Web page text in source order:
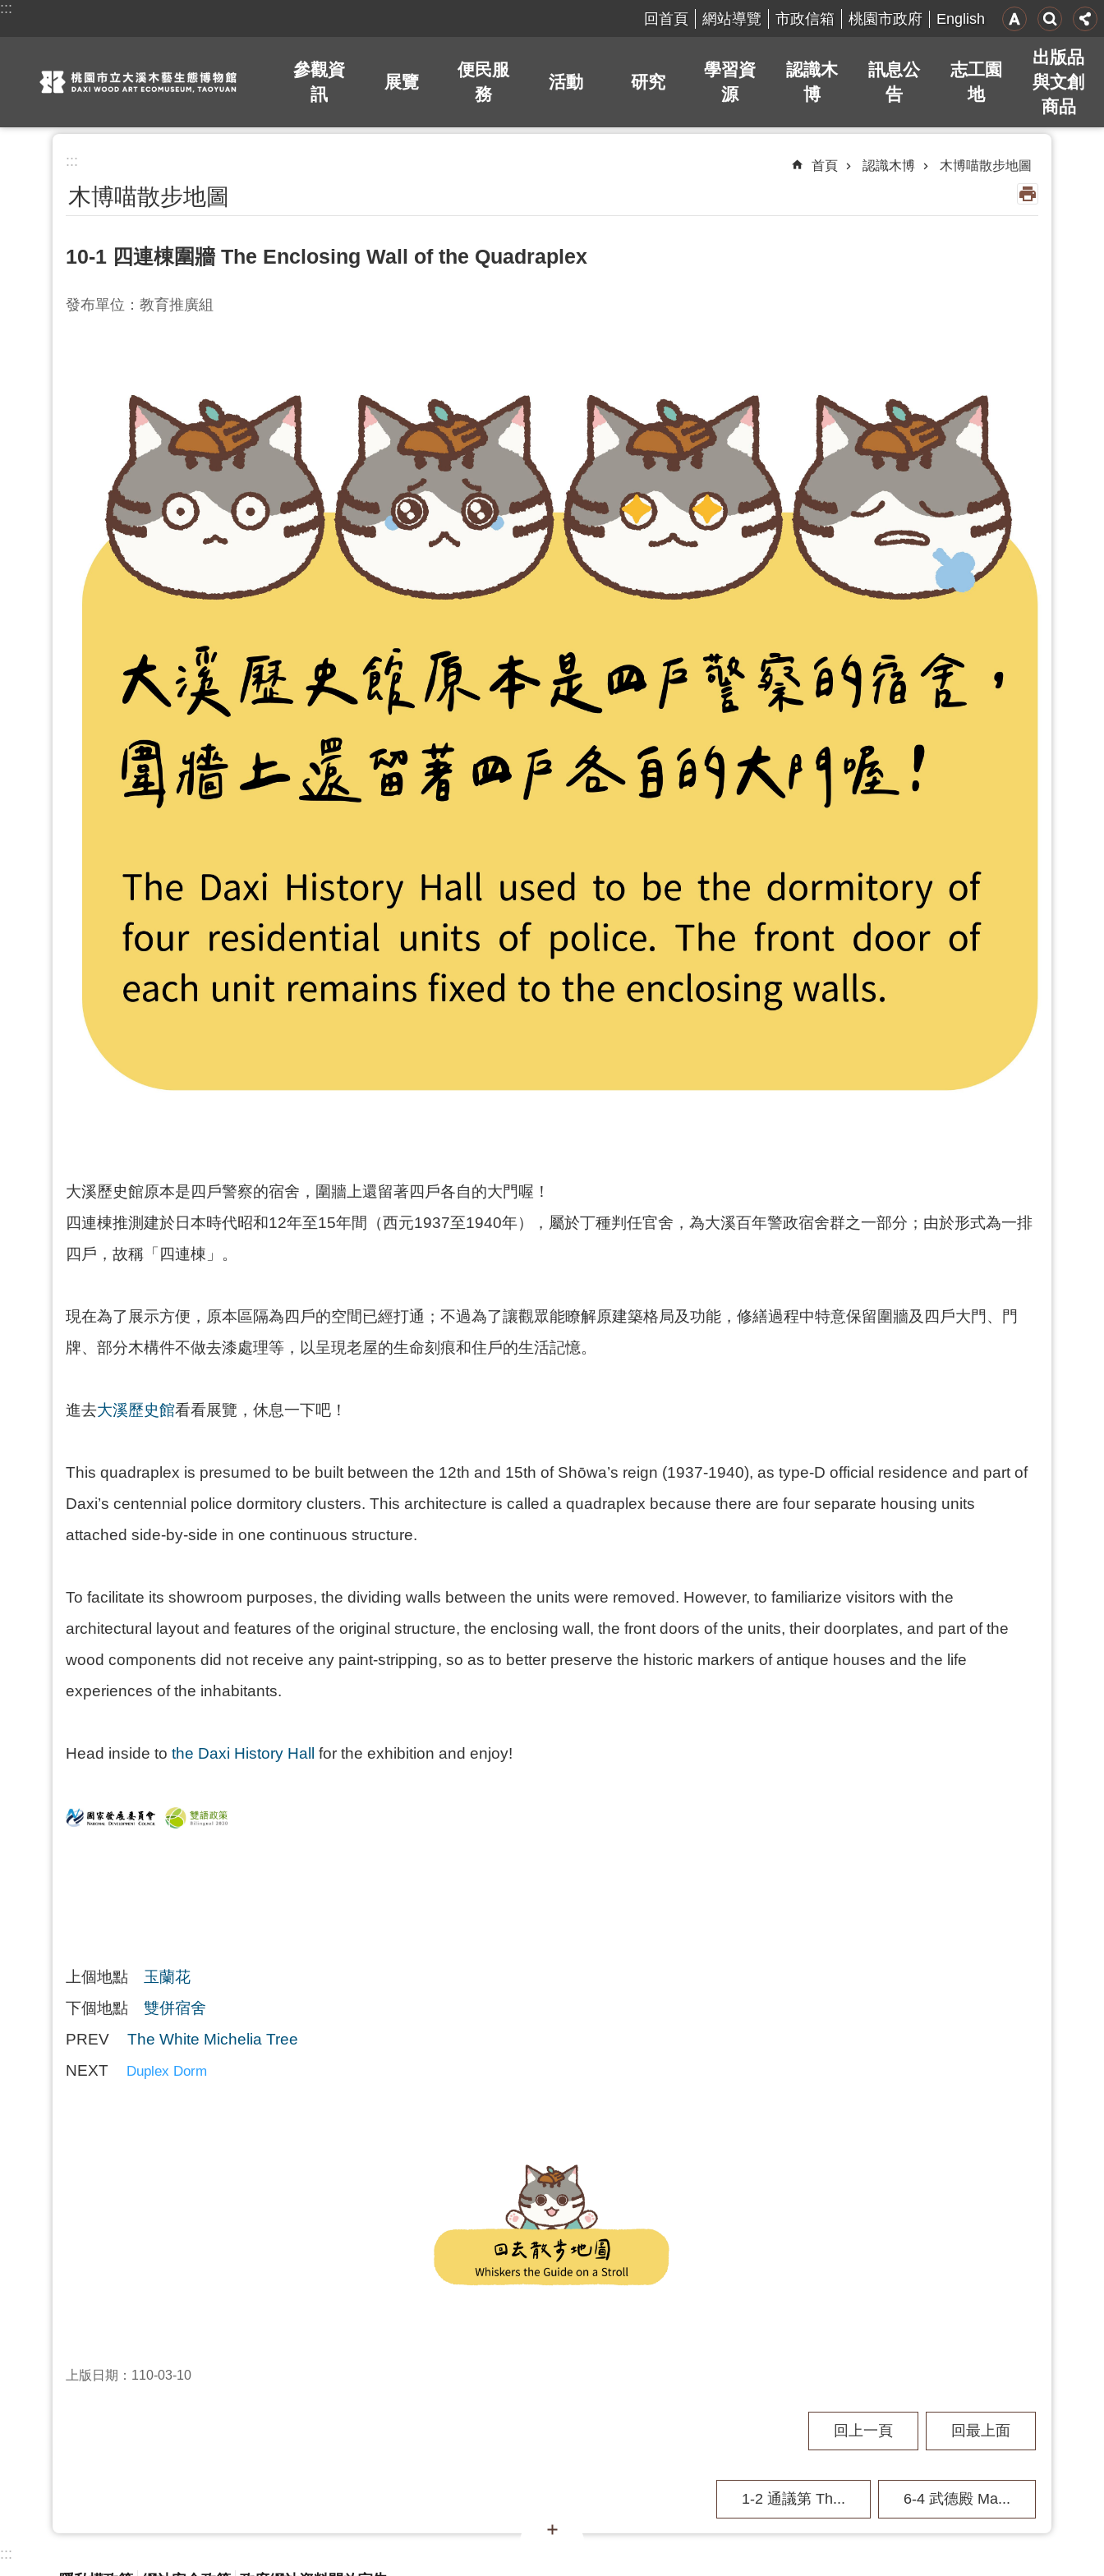
跳到主要內容區塊
:::
回首頁 網站導覽 市政信箱 桃園市政府 English
參觀資
訊
展覽
便民服
務
活動 研究
學習資
源
認識木
博
訊息公
告
志工園
地
出版品
與文創
商品
::: 首頁 認識木博 木博喵散步地圖
木博喵散步地圖
10-1 四連棟圍牆 The Enclosing Wall of the Quadraplex
發布單位：教育推廣組
大溪歷史館原本是四戶警察的宿舍，圍牆上還留著四戶各自的大門喔！
四連棟推測建於日本時代昭和12年至15年間（西元1937至1940年），屬於丁種判任官舍，為大溪百年警政宿舍群之一部分；由於形式為一排
四戶，故稱「四連棟」。
現在為了展示方便，原本區隔為四戶的空間已經打通；不過為了讓觀眾能瞭解原建築格局及功能，修繕過程中特意保留圍牆及四戶大門、門
牌、部分木構件不做去漆處理等，以呈現老屋的生命刻痕和住戶的生活記憶。
進去大溪歷史館看看展覽，休息一下吧！
This quadraplex is presumed to be built between the 12th and 15th of Shōwa’s reign (1937-1940), as type-D official residence and part of
Daxi’s centennial police dormitory clusters. This architecture is called a quadraplex because there are four separate housing units
attached side-by-side in one continuous structure.
To facilitate its showroom purposes, the dividing walls between the units were removed. However, to familiarize visitors with the
architectural layout and features of the original structure, the enclosing wall, the front doors of the units, their doorplates, and part of the
wood components did not receive any paint-stripping, so as to better preserve the historic markers of antique houses and the life
experiences of the inhabitants.
Head inside to the Daxi History Hall for the exhibition and enjoy!
上個地點 玉蘭花
下個地點 雙併宿舍
PREV
The White Michelia Tree
NEXT
Duplex Dorm
上版日期：110-03-10
回上一頁 回最上面
1-2 通議第 Th... 6-4 武德殿 Ma...
:::